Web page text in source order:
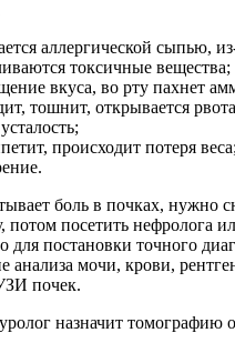
аллергической сыпью,
токсичные вещества;
вкуса, во рту пахнет
тошнит, открывается
происходит потеря веса;
боль в почках, нужно
потом посетить нефролога
для постановки точного
анализа мочи, крови,
почек.
назначит томографию